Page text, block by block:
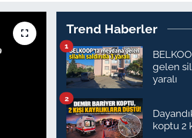
Trend Haberler
gelen
yaralı
1
koptu 2
2